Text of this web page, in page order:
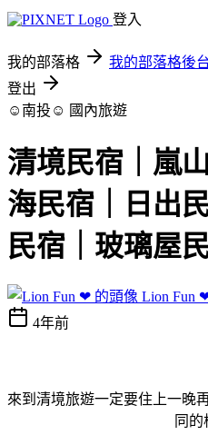
登入
我的部落格 我的部落格後
登出
☺南投☺ 國內旅遊
清境民宿｜嵐
海民宿｜日出
民宿｜玻璃屋
Lion Fun
4年前
來到清境旅遊一定要住上一晚
同的